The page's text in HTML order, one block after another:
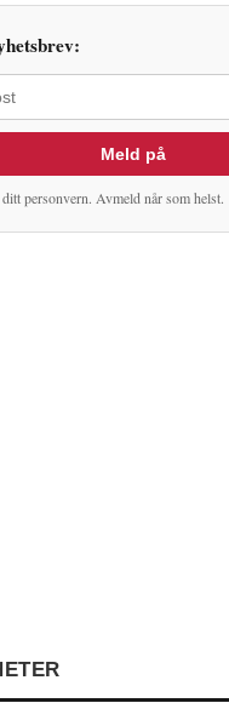
Meld på
personvern. Avmeld når som helst.